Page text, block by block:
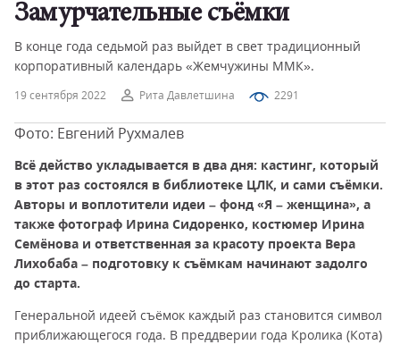
19 сентября 2022 Рита Давлетшина 2291
Замурчательные съёмки
В конце года седьмой раз выйдет в свет традиционный
корпоративный календарь «Жемчужины ММК».
Фото: Евгений Рухмалев
Всё действо укладывается в два дня: кастинг, который
в этот раз состоялся в библиотеке ЦЛК, и сами съёмки.
Авторы и воплотители идеи – фонд «Я – женщина», а
также фотограф Ирина Сидоренко, костюмер Ирина
Семёнова и ответственная за красоту проекта Вера
Лихобаба – подготовку к съёмкам начинают задолго
до старта.
Генеральной идеей съёмок каждый раз становится символ
приближающегося года. В преддверии года Кролика (Кота)